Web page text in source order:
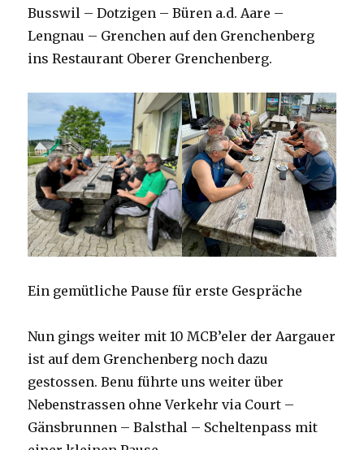
Busswil – Dotzigen – Büren a.d. Aare –
Lengnau – Grenchen auf den Grenchenberg
ins Restaurant Oberer Grenchenberg.
Ein gemütliche Pause für erste Gespräche
Nun gings weiter mit 10 MCB’eler der Aargauer
ist auf dem Grenchenberg noch dazu
gestossen. Benu führte uns weiter über
Nebenstrassen ohne Verkehr via Court –
Gänsbrunnen – Balsthal – Scheltenpass mit